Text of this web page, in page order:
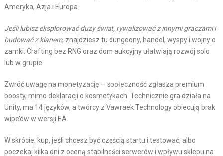
Ameryka, Azja i Europa.
Jeśli lubisz eksplorować duży świat, rywalizować z innymi graczami i
budować z klanem, znajdziesz tu dungeony, handel, wyspy i wojny o
zamki. Crafting bez RNG oraz dom aukcyjny ułatwiają rozwój solo
lub w grupie.
Zwróć uwagę na monetyzację — społeczność zgłasza premium
boosty, mimo deklaracji o kosmetykach. Technicznie gra działa na
Unity, ma 14 języków, a twórcy z Vawraek Technology obiecują brak
wipe’ów w wersji EA.
W skrócie: kup, jeśli chcesz być częścią startu i testować, albo
poczekaj kilka dni z oceną stabilności serwerów i wpływu sklepu na